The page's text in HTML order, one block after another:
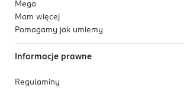
Mega
Mam więcej
Pomagamy jak umiemy
Informacje prawne
Regulaminy